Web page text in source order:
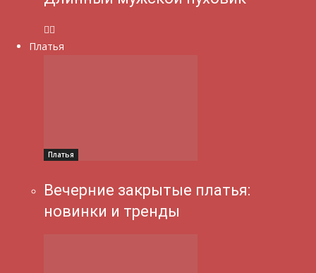
Платья
Платья
Вечерние закрытые платья:
новинки и тренды